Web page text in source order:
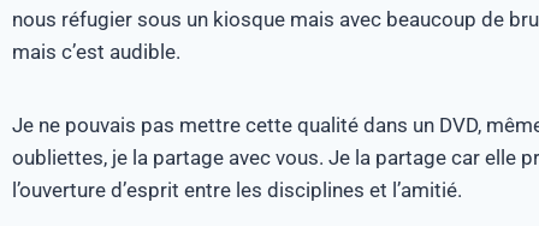
nous réfugier sous un kiosque mais avec beaucoup de
mais c’est audible.
Je ne pouvais pas mettre cette qualité dans un DVD,
oubliettes, je la partage avec vous. Je la partage car elle
l’ouverture d’esprit entre les disciplines et l’amitié.